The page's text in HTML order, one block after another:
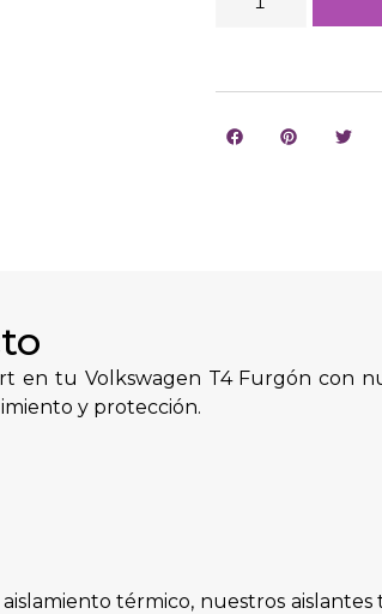
tu Volkswagen T4 Furgón con
y protección.
aislamiento térmico, nuestros